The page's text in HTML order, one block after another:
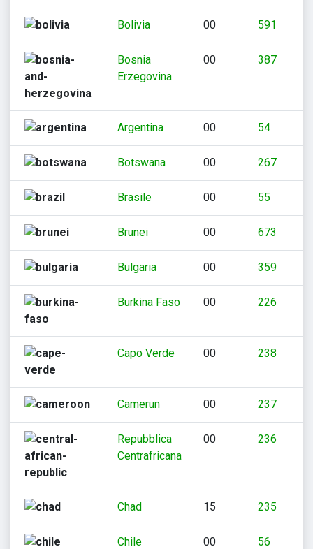
Bolivia 00 591
Bosnia
Erzegovina
00 387
Argentina 00 54
Botswana 00 267
Brasile 00 55
Brunei 00 673
Bulgaria 00 359
Burkina Faso 00 226
Capo Verde 00 238
Camerun 00 237
Repubblica
Centrafricana
00 236
Chad 15 235
Chile 00 56